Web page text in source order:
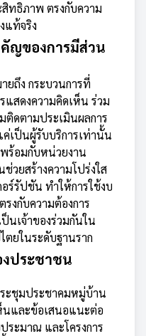
ทธิภาพ ตรงกับความ
แท้จริง
ญของการมีส่วน
ยถึง กระบวนการที่
สดงความคิดเห็น ร่วม
ติดตามประเมินผลการ
เป็นผู้รับบริการเท่านั้น
ร้อมกับหน่วยงาน
วยสร้างความโปร่งใส
ร์รัปชัน ทำให้การใช้งบ
งกับความต้องการ
นเจ้าของร่วมกันใน
ยในระดับฐานราก
ประชาชน
ะชุมประชาคมหมู่บ้าน
และข้อเสนอแนะต่อ
ะมาณ และโครงการ